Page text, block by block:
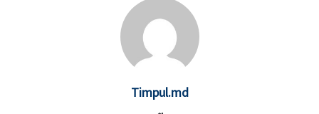
Timpul.md